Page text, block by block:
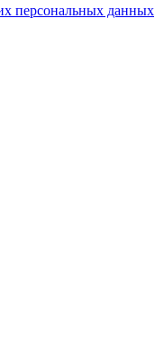
персональных данных